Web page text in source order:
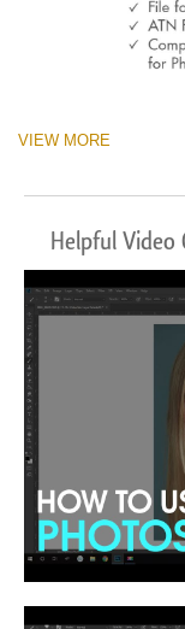
VIEW MORE
Helpful